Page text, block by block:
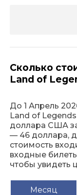
Сколько
Land of
До 1 Апрель
Land of
доллара США за
— 46 доллара,
стоимость
входные
чтобы увидеть
Месяц